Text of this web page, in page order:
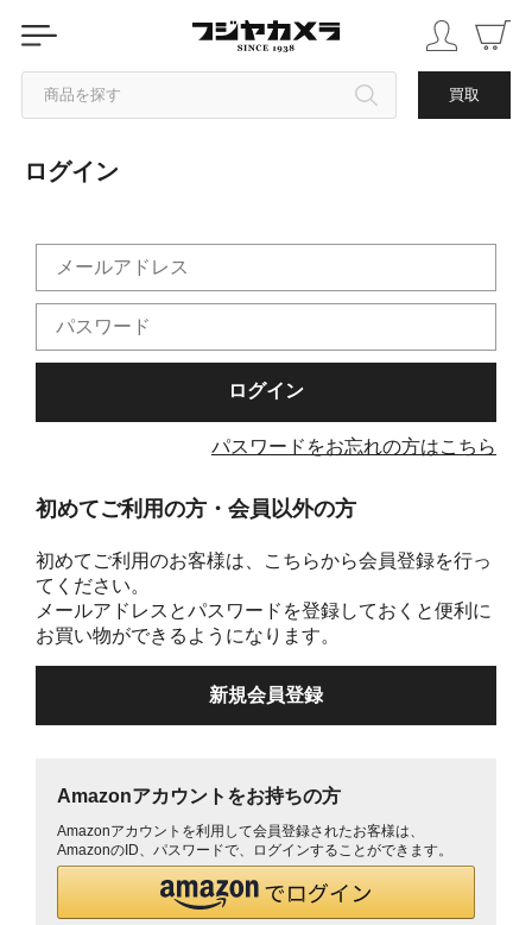
商品を探す 買取
カテゴリから探す
中古品を探す
ログイン
パスワードをお忘れの方はこちら
初めてご利用の方・会員以外の方
初めてご利用のお客様は、こちらから会員登録を行っ
てください。
メールアドレスとパスワードを登録しておくと便利に
お買い物ができるようになります。
Amazonアカウントをお持ちの方
Amazonアカウントを利用して会員登録されたお客様は、
AmazonのID、パスワードで、ログインすることができます。